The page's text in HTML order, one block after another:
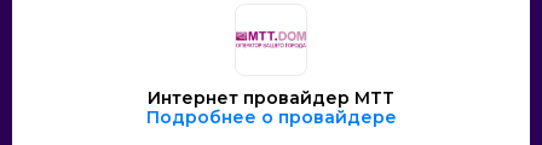
Интернет провайдер МТТ
Подробнее о провайдере